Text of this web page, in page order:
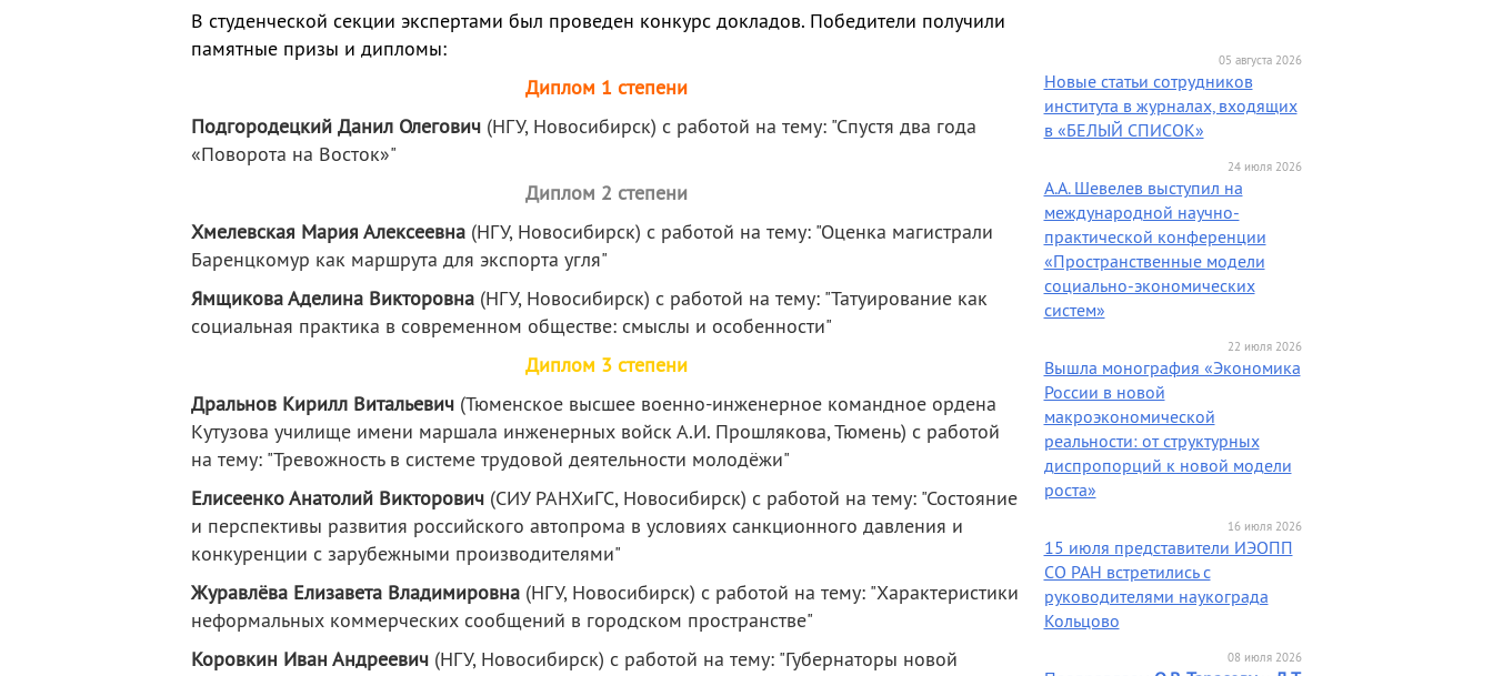
В студенческой секции экспертами был проведен конкурс докладов. Победители получили
памятные призы и дипломы:
Диплом 1 степени
Подгородецкий Данил Олегович (НГУ, Новосибирск) с работой на тему: "Спустя два года
«Поворота на Восток»"
Диплом 2 степени
Хмелевская Мария Алексеевна (НГУ, Новосибирск) с работой на тему: "Оценка магистрали
Баренцкомур как маршрута для экспорта угля"
Ямщикова Аделина Викторовна (НГУ, Новосибирск) с работой на тему: "Татуирование как
социальная практика в современном обществе: смыслы и особенности"
Диплом 3 степени
Дральнов Кирилл Витальевич (Тюменское высшее военно-инженерное командное ордена
Кутузова училище имени маршала инженерных войск А.И. Прошлякова, Тюмень) с работой
на тему: "Тревожность в системе трудовой деятельности молодёжи"
Елисеенко Анатолий Викторович (СИУ РАНХиГС, Новосибирск) с работой на тему: "Состояние
и перспективы развития российского автопрома в условиях санкционного давления и
конкуренции с зарубежными производителями"
Журавлёва Елизавета Владимировна (НГУ, Новосибирск) с работой на тему: "Характеристики
неформальных коммерческих сообщений в городском пространстве"
Коровкин Иван Андреевич (НГУ, Новосибирск) с работой на тему: "Губернаторы новой
05 августа 2026
Новые статьи сотрудников
института в журналах, входящих
в «БЕЛЫЙ СПИСОК»
24 июля 2026
А.А. Шевелев выступил на
международной научно-
практической конференции
«Пространственные модели
социально-экономических
систем»
22 июля 2026
Вышла монография «Экономика
России в новой
макроэкономической
реальности: от структурных
диспропорций к новой модели
роста»
16 июля 2026
15 июля представители ИЭОПП
СО РАН встретились с
руководителями наукограда
Кольцово
08 июля 2026